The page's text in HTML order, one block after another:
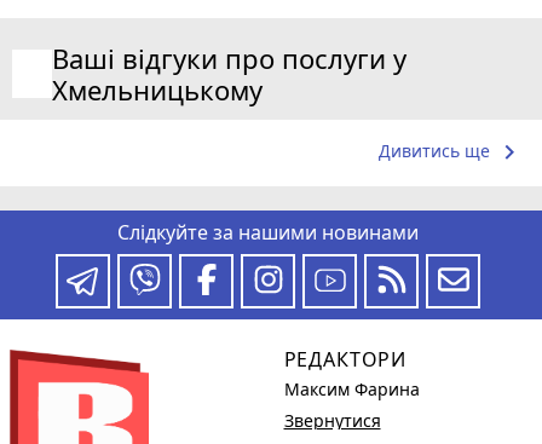
Ваші відгуки про послуги у
Хмельницькому
Дивитись ще keyboard_arrow_right
Слідкуйте за нашими новинами
РЕДАКТОРИ
Максим Фарина
Звернутися